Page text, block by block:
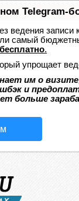
Telegram-
ведения
самый
.
упрощает
им о
и
больше